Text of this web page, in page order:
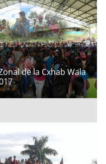
de la Cxhab Wala